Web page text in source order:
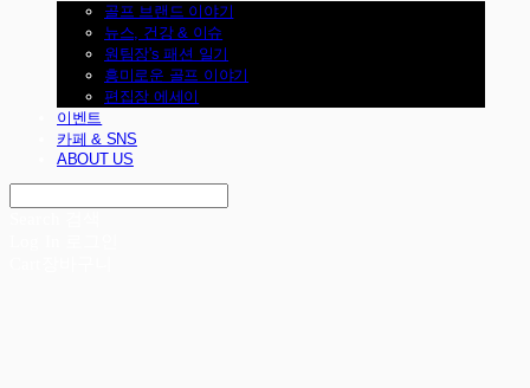
골프 브랜드 이야기
뉴스, 건강 & 이슈
원팀장's 패션 일기
흥미로운 골프 이야기
편집장 에세이
이벤트
카페 & SNS
ABOUT US